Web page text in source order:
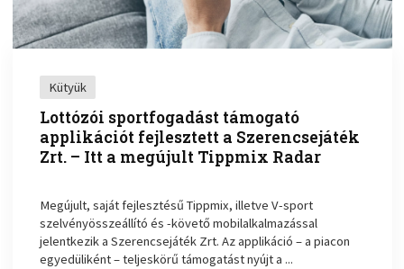
Kütyük
Lottózói sportfogadást támogató
applikációt fejlesztett a Szerencsejáték
Zrt. – Itt a megújult Tippmix Radar
Megújult, saját fejlesztésű Tippmix, illetve V-sport
szelvényösszeállító és -követő mobilalkalmazással
jelentkezik a Szerencsejáték Zrt. Az applikáció – a piacon
egyedüliként – teljeskörű támogatást nyújt a ...